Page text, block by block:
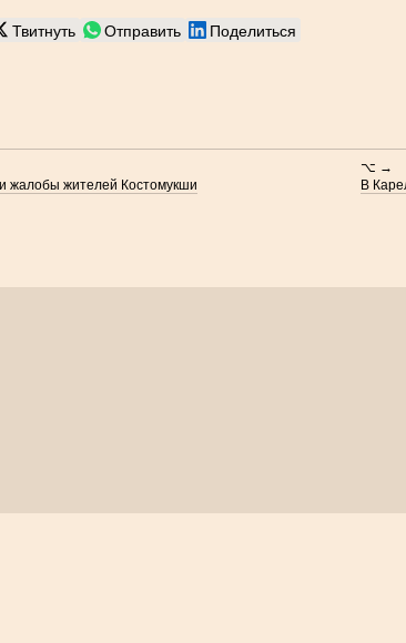
Твитнуть Отправить Поделиться
жалобы жителей Костомукши
⌥ →
В